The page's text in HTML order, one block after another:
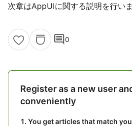
次章はAppUIに関する説明を行いま
comment0
Register as a new user
conveniently
You get articles that match